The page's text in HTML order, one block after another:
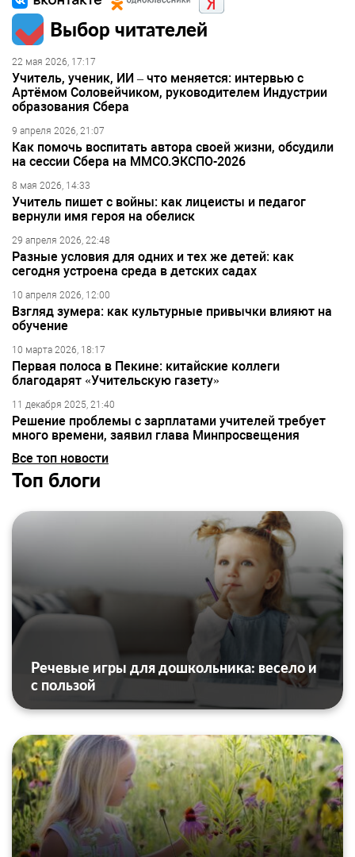
Выбор читателей
22 мая 2026, 17:17
Учитель, ученик, ИИ – что меняется: интервью с
Артёмом Соловейчиком, руководителем Индустрии
образования Сбера
9 апреля 2026, 21:07
Как помочь воспитать автора своей жизни, обсудили
на сессии Сбера на ММСО.ЭКСПО-2026
8 мая 2026, 14:33
Учитель пишет с войны: как лицеисты и педагог
вернули имя героя на обелиск
29 апреля 2026, 22:48
Разные условия для одних и тех же детей: как
сегодня устроена среда в детских садах
10 апреля 2026, 12:00
Взгляд зумера: как культурные привычки влияют на
обучение
10 марта 2026, 18:17
Первая полоса в Пекине: китайские коллеги
благодарят «Учительскую газету»
11 декабря 2025, 21:40
Решение проблемы с зарплатами учителей требует
много времени, заявил глава Минпросвещения
Все топ новости
Топ блоги
Речевые игры для дошкольника: весело и
с пользой